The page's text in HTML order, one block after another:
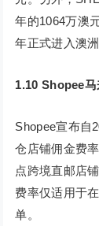
年的1064万澳
年正式进入澳洲
1.10 Shopee
Shopee宣布自
仓店铺佣金费
点跨境直邮店
费率仅适用于
单。